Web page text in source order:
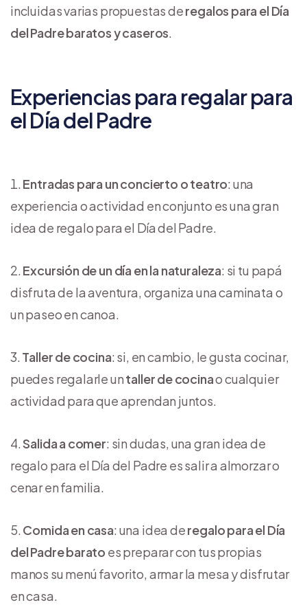
incluidas varias propuestas deregalos para el Día
del Padre baratosy caseros.
Experiencias para regalar para
el Día del Padre
Entradas para un concierto o teatro: una
experiencia o actividad en conjunto es una gran
idea de regalo para el Día del Padre.
Excursión de un día en la naturaleza: si tu papá
disfruta de la aventura, organiza una caminata o
un paseo en canoa.
Taller de cocina: si, en cambio, le gusta cocinar,
puedes regalarle untaller de cocinao cualquier
actividad para que aprendan juntos.
Salida a comer: sin dudas, una gran idea de
regalo para el Día del Padre es salir a almorzar o
cenar en familia.
Comida en casa: una idea deregalo para el Día
del Padre barato es preparar con tus propias
manos su menú favorito, armar la mesa y disfrutar
en casa.